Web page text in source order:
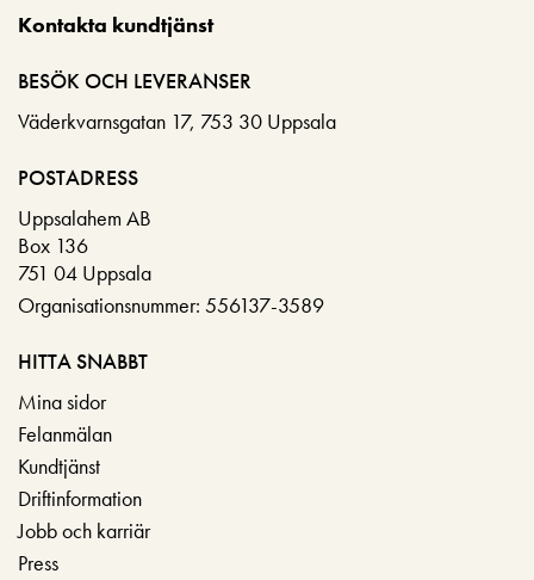
Kontakta kundtjänst
BESÖK OCH LEVERANSER
Väderkvarnsgatan 17, 753 30 Uppsala
POSTADRESS
Uppsalahem AB
Box 136
751 04 Uppsala
Organisationsnummer: 556137-3589
HITTA SNABBT
Mina sidor
Felanmälan
Kundtjänst
Driftinformation
Jobb och karriär
Press